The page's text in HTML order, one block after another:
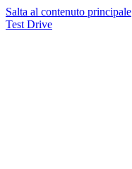
Salta al contenuto principale
Test Drive